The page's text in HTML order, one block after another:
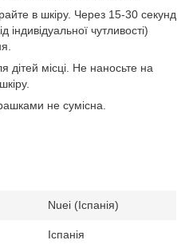
в шкіру. Через 15-30 секунд
чутливості)
дітей місці. Не наносьте на
не сумісна.
Nuei (Іспанія)
Іспанія